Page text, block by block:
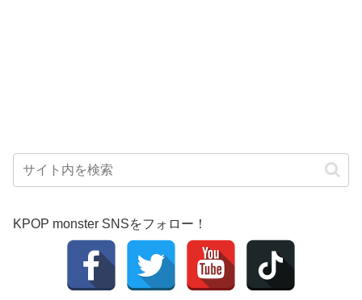
KPOP monster SNSをフォロー！